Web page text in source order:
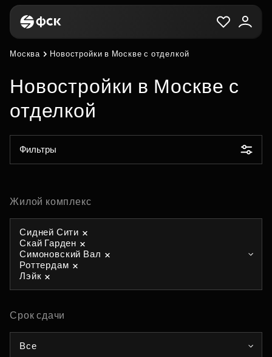
Москва Новостройки в Москве с отделкой
Новостройки в Москве с
отделкой
Фильтры
Жилой комплекс
Сидней Сити
Скай Гарден
Симоновский Вал
Роттердам
Лэйк
Срок сдачи
Все